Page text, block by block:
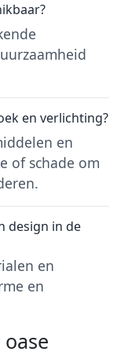
en verlichting?
en
of schade om
design in de
en
en